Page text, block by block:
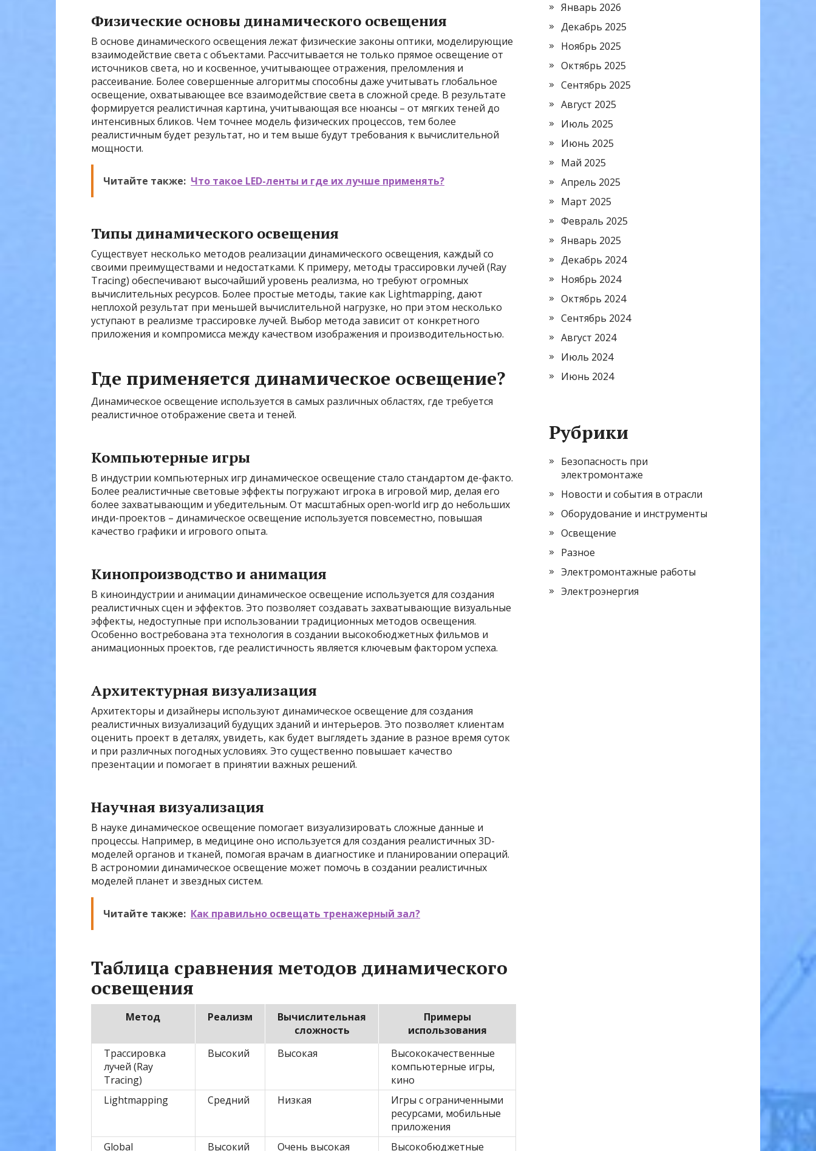
Физические основы динамического освещения
В основе динамического освещения лежат физические законы оптики, моделирующие
взаимодействие света с объектами. Рассчитывается не только прямое освещение от
источников света, но и косвенное, учитывающее отражения, преломления и
рассеивание. Более совершенные алгоритмы способны даже учитывать глобальное
освещение, охватывающее все взаимодействие света в сложной среде. В результате
формируется реалистичная картина, учитывающая все нюансы – от мягких теней до
интенсивных бликов. Чем точнее модель физических процессов, тем более
реалистичным будет результат, но и тем выше будут требования к вычислительной
мощности.
Читайте также: Что такое LED-ленты и где их лучше применять?
Типы динамического освещения
Существует несколько методов реализации динамического освещения, каждый со
своими преимуществами и недостатками. К примеру, методы трассировки лучей (Ray
Tracing) обеспечивают высочайший уровень реализма, но требуют огромных
вычислительных ресурсов. Более простые методы, такие как Lightmapping, дают
неплохой результат при меньшей вычислительной нагрузке, но при этом несколько
уступают в реализме трассировке лучей. Выбор метода зависит от конкретного
приложения и компромисса между качеством изображения и производительностью.
Где применяется динамическое освещение?
Динамическое освещение используется в самых различных областях, где требуется
реалистичное отображение света и теней.
Компьютерные игры
В индустрии компьютерных игр динамическое освещение стало стандартом де-факто.
Более реалистичные световые эффекты погружают игрока в игровой мир, делая его
более захватывающим и убедительным. От масштабных open-world игр до небольших
инди-проектов – динамическое освещение используется повсеместно, повышая
качество графики и игрового опыта.
Кинопроизводство и анимация
В киноиндустрии и анимации динамическое освещение используется для создания
реалистичных сцен и эффектов. Это позволяет создавать захватывающие визуальные
эффекты, недоступные при использовании традиционных методов освещения.
Особенно востребована эта технология в создании высокобюджетных фильмов и
анимационных проектов, где реалистичность является ключевым фактором успеха.
Архитектурная визуализация
Архитекторы и дизайнеры используют динамическое освещение для создания
реалистичных визуализаций будущих зданий и интерьеров. Это позволяет клиентам
оценить проект в деталях, увидеть, как будет выглядеть здание в разное время суток
и при различных погодных условиях. Это существенно повышает качество
презентации и помогает в принятии важных решений.
Научная визуализация
В науке динамическое освещение помогает визуализировать сложные данные и
процессы. Например, в медицине оно используется для создания реалистичных 3D-
моделей органов и тканей, помогая врачам в диагностике и планировании операций.
В астрономии динамическое освещение может помочь в создании реалистичных
моделей планет и звездных систем.
Читайте также: Как правильно освещать тренажерный зал?
Таблица сравнения методов динамического
освещения
Метод Реализм
Вычислительная
сложность
Примеры
использования
Трассировка
лучей (Ray
Tracing)
Высокий Высокая
Высококачественные
компьютерные игры,
кино
Lightmapping
Средний Низкая
Игры с ограниченными
ресурсами, мобильные
приложения
Global
Высокий Очень высокая Высокобюджетные
Январь 2026
Декабрь 2025
Ноябрь 2025
Октябрь 2025
Сентябрь 2025
Август 2025
Июль 2025
Июнь 2025
Май 2025
Апрель 2025
Март 2025
Февраль 2025
Январь 2025
Декабрь 2024
Ноябрь 2024
Октябрь 2024
Сентябрь 2024
Август 2024
Июль 2024
Июнь 2024
Рубрики
Безопасность при
электромонтаже
Новости и события в отрасли
Оборудование и инструменты
Освещение
Разное
Электромонтажные работы
Электроэнергия